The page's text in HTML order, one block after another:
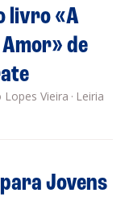
livro «A
de
Vieira · Leiria
Jovens